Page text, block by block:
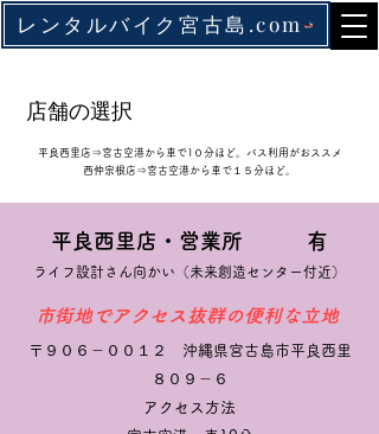
レンタルバイク宮古島.com
店舗の選択
平良西里店⇒宮古空港から車で1０分ほど。バス利用がおススメ
西仲宗根店⇒宮古空港から車で１５分ほど。
平良西里店・営業所 有
ライフ設計さん向かい（未来創造センター付近）
市街地でアクセス抜群の便利な立地
〒９０６－００１２ 沖縄県宮古島市平良西里
８０９－６
アクセス方法